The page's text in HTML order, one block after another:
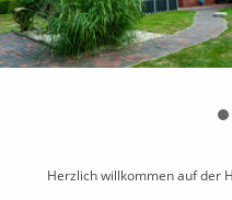
Herzlich willkommen auf der